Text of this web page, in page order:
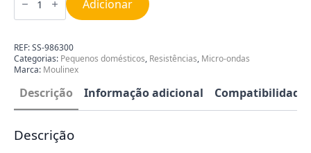
de
de
para
Mini-
Forno
Moulinex
SS-
986300
2
Adicionar
REF:SS-986300
Categorias: Pequenos domésticos, Resistências, Micro-ondas
Marca: Moulinex
Descrição Informação adicional Compatibilidades
Descrição